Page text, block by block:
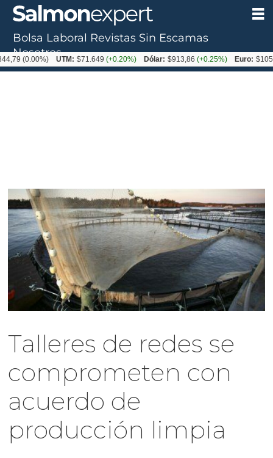
Talleres de redes se
comprometen con
acuerdo de
producción limpia
Bolsa Laboral Revistas Sin Escamas
Nosotros
UTM: $71.649(+0.20%) Dólar: $913,86(+0.25%) Euro: $1053,08(-